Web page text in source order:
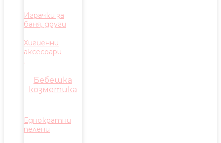
Играчки за
баня, други
Хигиенни
аксесоари
Бебешка
козметика
Еднократни
пелени